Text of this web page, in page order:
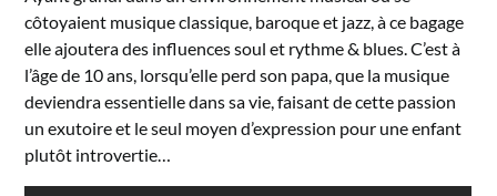
côtoyaient musique classique, baroque et jazz, à ce bagage
elle ajoutera des influences soul et rythme & blues. C’est à
l’âge de 10 ans, lorsqu’elle perd son papa, que la musique
deviendra essentielle dans sa vie, faisant de cette passion
un exutoire et le seul moyen d’expression pour une enfant
plutôt introvertie…